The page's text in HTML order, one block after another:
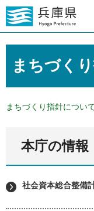
まちづく
まちづくり指針につい
本庁の情報
社会資本総合整備